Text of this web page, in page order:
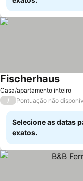
Casa/apartamento inteiro
Fischerhaus
/ Pontuação não
Selecione as datas
exatos.